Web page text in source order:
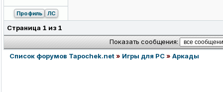
Профиль ЛС
Страница 1 из 1
Показать сообщения:
Список форумов Tapochek.net» Игры для PC» Аркады